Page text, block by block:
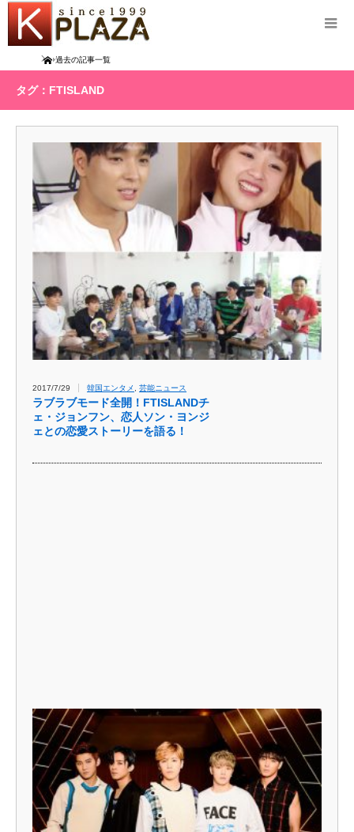
Home過去の記事一覧
タグ：FTISLAND
2017/7/29 韓国エンタメ 芸能ニュース
ラブラブモード全開！FTISLANDチ
ェ・ジョンフン、恋人ソン・ヨンジ
ェとの恋愛ストーリーを語る！